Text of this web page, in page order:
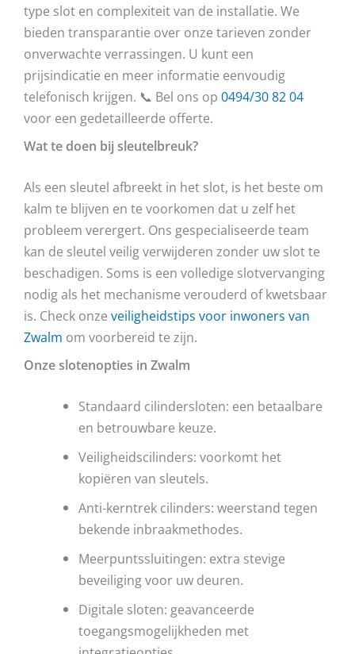
type slot en complexiteit van de installatie. We
bieden transparantie over onze tarieven zonder
onverwachte verrassingen. U kunt een
prijsindicatie en meer informatie eenvoudig
telefonisch krijgen. 📞 Bel ons op 0494/30 82 04
voor een gedetailleerde offerte.
Wat te doen bij sleutelbreuk?
Als een sleutel afbreekt in het slot, is het beste om
kalm te blijven en te voorkomen dat u zelf het
probleem verergert. Ons gespecialiseerde team
kan de sleutel veilig verwijderen zonder uw slot te
beschadigen. Soms is een volledige slotvervanging
nodig als het mechanisme verouderd of kwetsbaar
is. Check onze veiligheidstips voor inwoners van
Zwalm om voorbereid te zijn.
Onze slotenopties in Zwalm
Standaard cilindersloten: een betaalbare
en betrouwbare keuze.
Veiligheidscilinders: voorkomt het
kopiëren van sleutels.
Anti-kerntrek cilinders: weerstand tegen
bekende inbraakmethodes.
Meerpuntssluitingen: extra stevige
beveiliging voor uw deuren.
Digitale sloten: geavanceerde
toegangsmogelijkheden met